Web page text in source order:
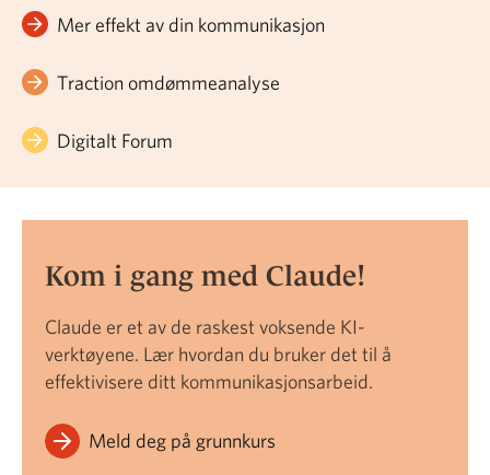
Mer effekt av din kommunikasjon
Traction omdømmeanalyse
Digitalt Forum
Kom i gang med Claude!
Claude er et av de raskest voksende KI-
verktøyene. Lær hvordan du bruker det til å
effektivisere ditt kommunikasjonsarbeid.
Meld deg på grunnkurs